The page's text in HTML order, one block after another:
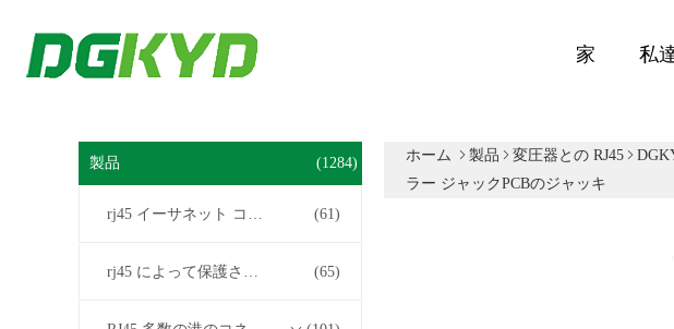
家 私
製品 (1284)
rj45 イーサネット コネクター (61)
rj45 によって保護されるコネクター (65)
ホーム 製品 変圧器との RJ45
ラー ジャックPCBのジャッキ